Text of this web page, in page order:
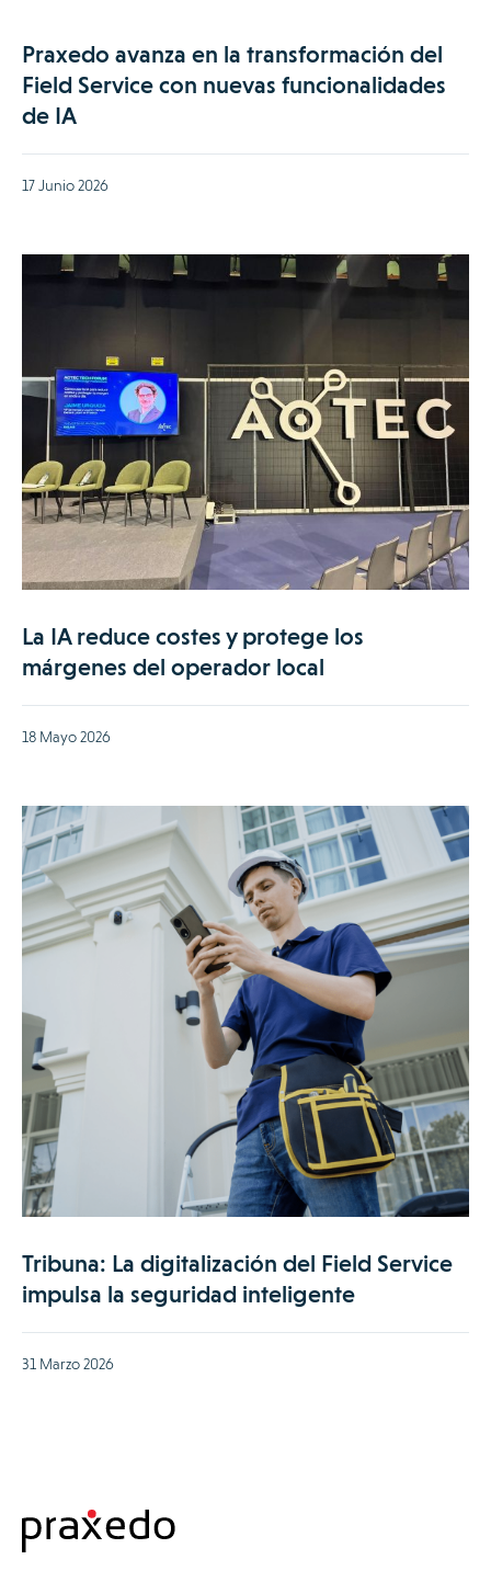
Praxedo avanza en la transformación del
Field Service con nuevas funcionalidades
de IA
17 Junio 2026
La IA reduce costes y protege los
márgenes del operador local
18 Mayo 2026
Tribuna: La digitalización del Field Service
impulsa la seguridad inteligente
31 Marzo 2026